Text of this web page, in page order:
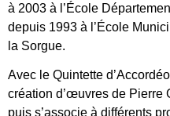
à 2003 à l’École
depuis 1993 à l’École
la Sorgue.
Avec le Quintette
création d’œuvres de Pierre
puis s’associe à différents